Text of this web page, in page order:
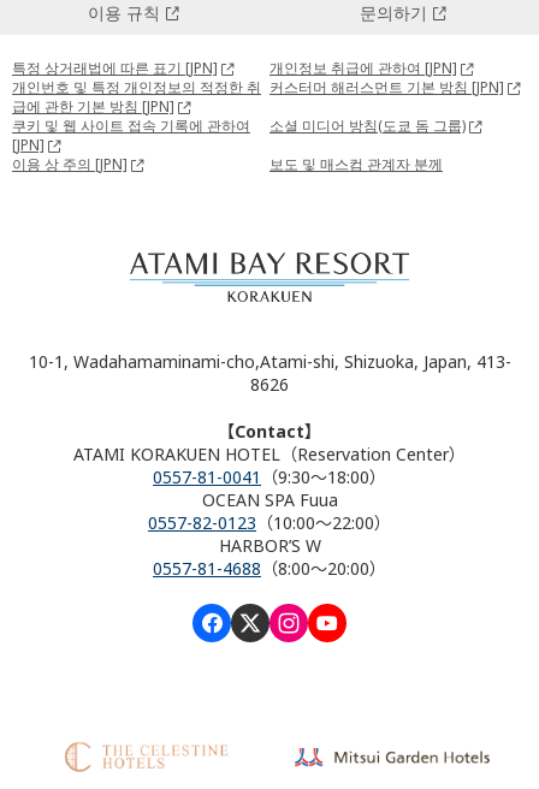
이용 규칙
문의하기
특정 상거래법에 따른 표기 [JPN]
개인정보 취급에 관하여 [JPN]
개인번호 및 특정 개인정보의 적정한 취
급에 관한 기본 방침 [JPN]
커스터머 해러스먼트 기본 방침 [JPN]
쿠키 및 웹 사이트 접속 기록에 관하여
[JPN]
소셜 미디어 방침(도쿄 돔 그룹)
이용 상 주의 [JPN]
보도 및 매스컴 관계자 분께
10-1, Wadahamaminami-cho,Atami-shi, Shizuoka, Japan, 413-
8626
【Contact】
ATAMI KORAKUEN HOTEL（Reservation Center）
0557-81-0041
（9:30～18:00）
OCEAN SPA Fuua
0557-82-0123 （10:00～22:00）
HARBOR’S W
0557-81-4688 （8:00～20:00）